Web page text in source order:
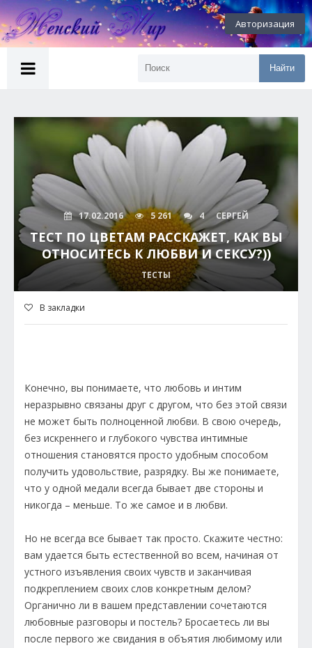
Авторизация
Найти
17.02.2016 5 261 4 СЕРГЕЙ
ТЕСТ ПО ЦВЕТАМ РАССКАЖЕТ, КАК ВЫ
ОТНОСИТЕСЬ К ЛЮБВИ И СЕКСУ?))
ТЕСТЫ
В закладки
Конечно, вы понимаете, что любовь и интим
неразрывно связаны друг с другом, что без этой связи
не может быть полноценной любви. В свою очередь,
без искреннего и глубокого чувства интимные
отношения становятся просто удобным способом
получить удовольствие, разрядку. Вы же понимаете,
что у одной медали всегда бывает две стороны и
никогда – меньше. То же самое и в любви.
Но не всегда все бывает так просто. Скажите честно:
вам удается быть естественной во всем, начиная от
устного изъявления своих чувств и заканчивая
подкреплением своих слов конкретным делом?
Органично ли в вашем представлении сочетаются
любовные разговоры и постель? Бросаетесь ли вы
после первого же свидания в объятия любимому или